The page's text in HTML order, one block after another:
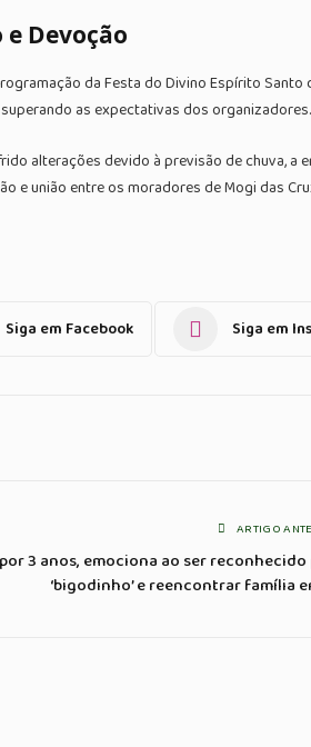
Devoção
da Festa do Divino Espírito
as expectativas dos organizadores.
alterações devido à previsão de chuva, a
e união entre os moradores de Mogi das
Siga em Facebook Siga em
ARTIGO
3 anos, emociona ao ser reconhecido
‘bigodinho’ e reencontrar família